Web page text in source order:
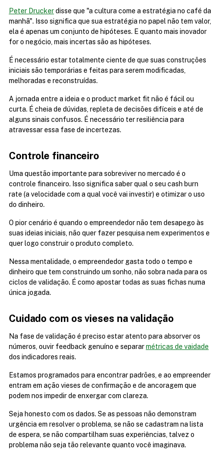
Peter Drucker disse que "a cultura come a estratégia no café da
manhã". Isso significa que sua estratégia no papel não tem valor,
ela é apenas um conjunto de hipóteses. E quanto mais inovador
for o negócio, mais incertas são as hipóteses.
É necessário estar totalmente ciente de que suas construções
iniciais são temporárias e feitas para serem modificadas,
melhoradas e reconstruídas.
A jornada entre a ideia e o product market fit não é fácil ou
curta. É cheia de dúvidas, repleta de decisões difíceis e até de
alguns sinais confusos. É necessário ter resiliência para
atravessar essa fase de incertezas.
Controle financeiro
Uma questão importante para sobreviver no mercado é o
controle financeiro. Isso significa saber qual o seu cash burn
rate (a velocidade com a qual você vai investir) e otimizar o uso
do dinheiro.
O pior cenário é quando o empreendedor não tem desapego às
suas ideias iniciais, não quer fazer pesquisa nem experimentos e
quer logo construir o produto completo.
Nessa mentalidade, o empreendedor gasta todo o tempo e
dinheiro que tem construindo um sonho, não sobra nada para os
ciclos de validação. É como apostar todas as suas fichas numa
única jogada.
Cuidado com os vieses na validação
Na fase de validação é preciso estar atento para absorver os
números, ouvir feedback genuíno e separar métricas de vaidade
dos indicadores reais.
Estamos programados para encontrar padrões, e ao empreender
entram em ação vieses de confirmação e de ancoragem que
podem nos impedir de enxergar com clareza.
Seja honesto com os dados. Se as pessoas não demonstram
urgência em resolver o problema, se não se cadastram na lista
de espera, se não compartilham suas experiências, talvez o
problema não seja tão relevante quanto você imaginava.